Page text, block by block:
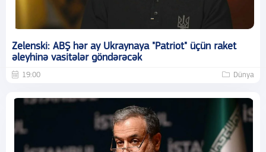
Zelenski: ABŞ hər ay Ukraynaya "Patriot" üçün raket
əleyhinə vasitələr göndərəcək
19:00 Dünya